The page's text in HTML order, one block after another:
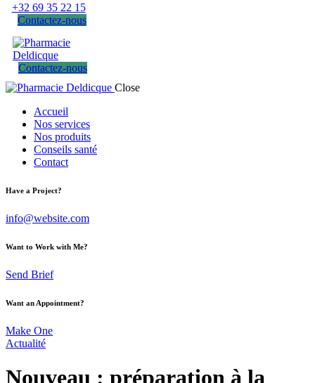
+32 69 35 22 15
Contactez-nous
Contactez-nous
Close
Accueil
Nos services
Nos produits
Conseils santé
Contact
Have a Project?
info@website.com
Want to Work with Me?
Send Brief
Want an Appointment?
Make One
Actualité
Nouveau : préparation à la